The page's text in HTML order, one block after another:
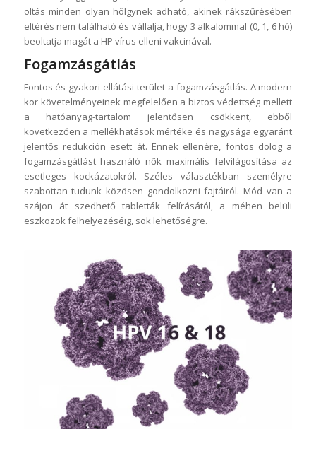
oltás minden olyan hölgynek adható, akinek rákszűrésében
eltérés nem található és vállalja, hogy 3 alkalommal (0, 1, 6 hó)
beoltatja magát a HP vírus elleni vakcinával.
Fogamzásgátlás
Fontos és gyakori ellátási terület a fogamzásgátlás. A modern
kor követelményeinek megfelelően a biztos védettség mellett
a hatóanyag-tartalom jelentősen csökkent, ebből
következően a mellékhatások mértéke és nagysága egyaránt
jelentős redukción esett át. Ennek ellenére, fontos dolog a
fogamzásgátlást használó nők maximális felvilágosítása az
esetleges kockázatokról. Széles választékban személyre
szabottan tudunk közösen gondolkozni fajtáiról. Mód van a
szájon át szedhető tabletták felírásától, a méhen belüli
eszközök felhelyezéséig, sok lehetőségre.